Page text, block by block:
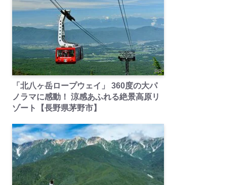
PR
「北八ヶ岳ロープウェイ」 360度の大パ
ノラマに感動！ 涼感あふれる絶景高原リ
ゾート【長野県茅野市】